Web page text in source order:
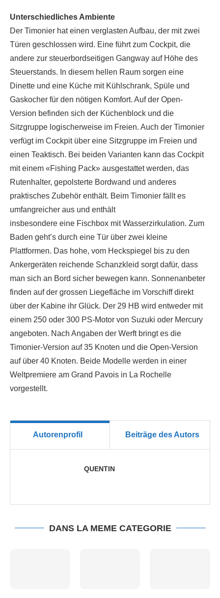
Unterschiedliches Ambiente
Der Timonier hat einen verglasten Aufbau, der mit zwei
Türen geschlossen wird. Eine führt zum Cockpit, die
andere zur steuerbordseitigen Gangway auf Höhe des
Steuerstands. In diesem hellen Raum sorgen eine
Dinette und eine Küche mit Kühlschrank, Spüle und
Gaskocher für den nötigen Komfort. Auf der Open-
Version befinden sich der Küchenblock und die
Sitzgruppe logischerweise im Freien. Auch der Timonier
verfügt im Cockpit über eine Sitzgruppe im Freien und
einen Teaktisch. Bei beiden Varianten kann das Cockpit
mit einem «Fishing Pack» ausgestattet werden, das
Rutenhalter, gepolsterte Bordwand und anderes
praktisches Zubehör enthält. Beim Timonier fällt es
umfangreicher aus und enthält
insbesondere eine Fischbox mit Wasserzirkulation. Zum
Baden geht’s durch eine Tür über zwei kleine
Plattformen. Das hohe, vom Heckspiegel bis zu den
Ankergeräten reichende Schanzkleid sorgt dafür, dass
man sich an Bord sicher bewegen kann. Sonnenanbeter
finden auf der grossen Liegefläche im Vorschiff direkt
über der Kabine ihr Glück. Der 29 HB wird entweder mit
einem 250 oder 300 PS-Motor von Suzuki oder Mercury
angeboten. Nach Angaben der Werft bringt es die
Timonier-Version auf 35 Knoten und die Open-Version
auf über 40 Knoten. Beide Modelle werden in einer
Weltpremiere am Grand Pavois in La Rochelle
vorgestellt.
Autorenprofil Beiträge des Autors
QUENTIN
DANS LA MEME CATEGORIE